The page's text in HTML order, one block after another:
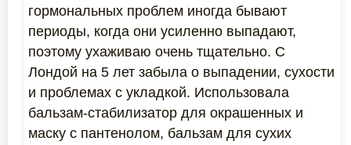
гормональных проблем иногда бывают
периоды, когда они усиленно выпадают,
поэтому ухаживаю очень тщательно. С
Лондой на 5 лет забыла о выпадении, сухости
и проблемах с укладкой. Использовала
бальзам-стабилизатор для окрашенных и
маску с пантенолом, бальзам для сухих